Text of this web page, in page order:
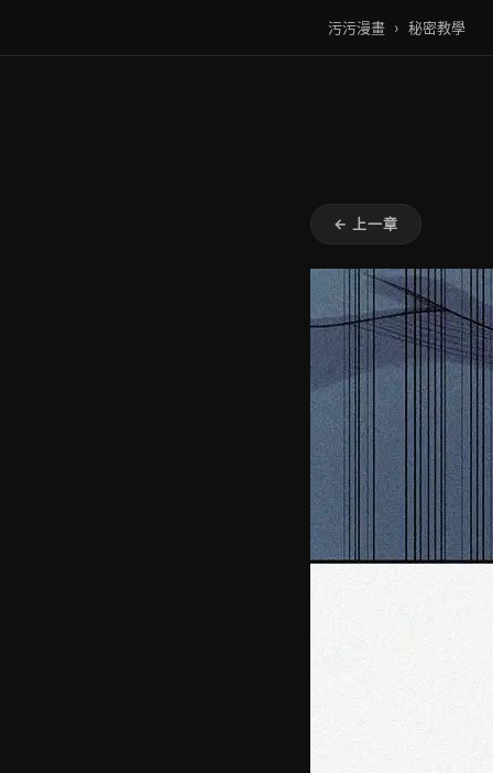
污污漫畫 › 秘密教學
← 上一章